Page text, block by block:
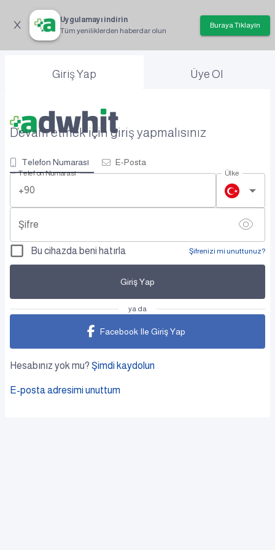
Uygulamayı indirin
Tüm yeniliklerden haberdar olun
Buraya Tıklayın
Giriş Yap Üye Ol
Devam etmek için giriş yapmalısınız
Telefon Numarası E-Posta
Telefon Numarası
+90
Ülke
Şifre
Bu cihazda beni hatırla Şifrenizi mi unuttunuz?
Giriş Yap
ya da
Facebook Ile Giriş Yap
Hesabınız yok mu? Şimdi kaydolun
E-posta adresimi unuttum